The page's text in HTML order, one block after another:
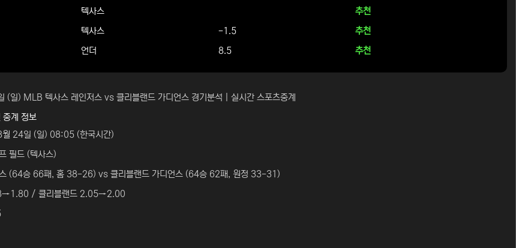
텍사스
추천
텍사스 -1.5
추천
언더 8.5 추천
) MLB 텍사스 레인저스 vs 클리블랜드 가디언스 경기분석 | 실시간 스포츠중계
계 정보
24일 (일) 08:05 (한국시간)
필드 (텍사스)
스 (64승 66패, 홈 38-26) vs 클리블랜드 가디언스 (64승 62패, 원정 33-31)
/ 클리블랜드 2.05→2.00